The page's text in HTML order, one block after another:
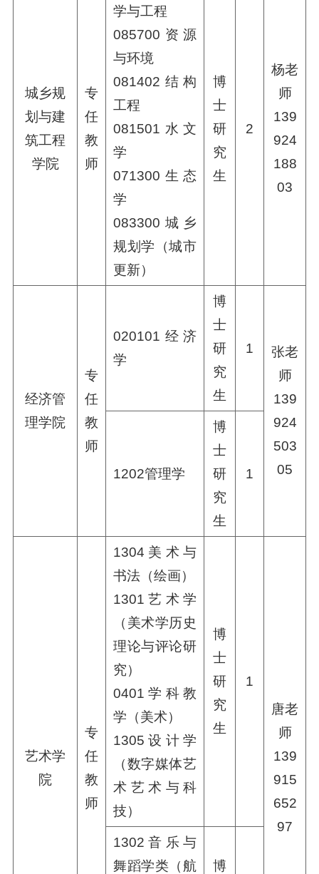
城乡规
划与建
筑工程
学院
专
任
教
师
学与工程
085700资源
与环境
081402结构
工程
081501水文
学
071300生态
学
083300城乡
规划学（城市
更新）
博
士
研
究
生
2
杨老
师
139
924
188
03
经济管
理学院
专
任
教
师
020101经济
学
博
士
研
究
生
1
张老
师
139
924
503
05
1202管理学
博
士
研
究
生
1
艺术学
院
专
任
教
师
1304美术与
书法（绘画）
1301艺术学
（美术学历史
理论与评论研
究）
0401学科教
学（美术）
1305设计学
（数字媒体艺
术艺术与科
技）
博
士
研
究
生
1
唐老
师
139
915
652
97
1302音乐与
舞蹈学类（航
博